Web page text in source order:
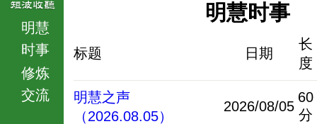
明慧
时事
修炼
交流
明慧时事
标题 日期
长
度
明慧之声
（2026.08.05）
2026/08/05
60
分